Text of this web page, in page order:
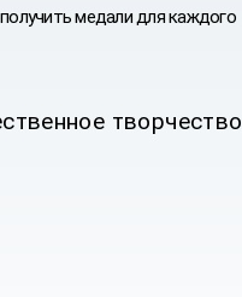
медали для каждого
творчество